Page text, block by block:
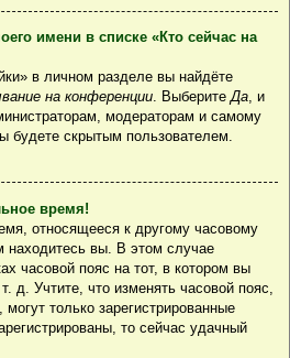
имени в списке «Кто сейчас на
в личном разделе вы найдёте
на конференции . Выберите Да , и
модераторам и самому
будете скрытым пользователем.
время!
относящееся к другому часовому
находитесь вы. В этом случае
часовой пояс на тот, в котором вы
д. Учтите, что изменять часовой пояс,
только зарегистрированные
то сейчас удачный